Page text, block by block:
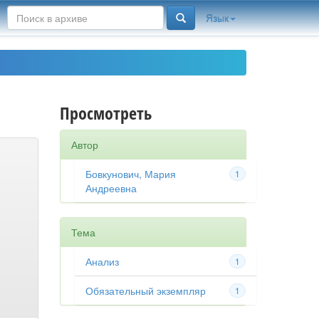
Язык
Просмотреть
Автор
1
Бовкунович, Мария
Андреевна
Тема
1
Анализ
1
Обязательный экземпляр